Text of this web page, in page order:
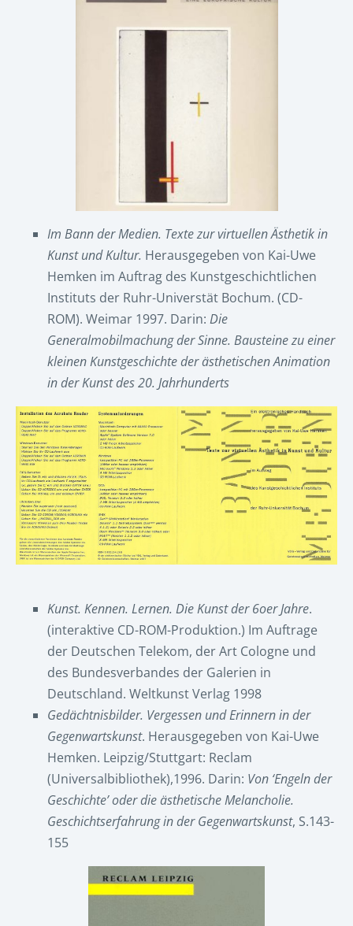
Im Bann der Medien. Texte zur virtuellen Ästhetik in
Kunst und Kultur. Herausgegeben von Kai-Uwe
Hemken im Auftrag des Kunstgeschichtlichen
Instituts der Ruhr-Universtät Bochum. (CD-
ROM). Weimar 1997. Darin: Die
Generalmobilmachung der Sinne. Bausteine zu einer
kleinen Kunstgeschichte der ästhetischen Animation
in der Kunst des 20. Jahrhunderts
Kunst. Kennen. Lernen. Die Kunst der 6oer Jahre.
(interaktive CD-ROM-Produktion.) Im Auftrage
der Deutschen Telekom, der Art Cologne und
des Bundesverbandes der Galerien in
Deutschland. Weltkunst Verlag 1998
Gedächtnisbilder. Vergessen und Erinnern in der
Gegenwartskunst. Herausgegeben von Kai-Uwe
Hemken. Leipzig/Stuttgart: Reclam
(Universalbibliothek),1996. Darin: Von ‘Engeln der
Geschichte’ oder die ästhetische Melancholie.
Geschichtserfahrung in der Gegenwartskunst, S.143-
155